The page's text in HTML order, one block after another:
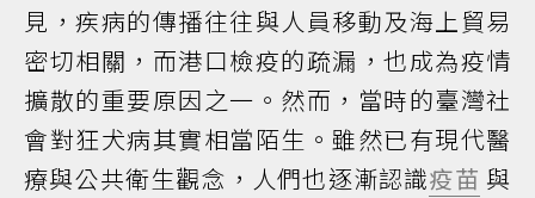
見，疾病的傳播往往與人員移動及海上貿易
密切相關，而港口檢疫的疏漏，也成為疫情
擴散的重要原因之一。然而，當時的臺灣社
會對狂犬病其實相當陌生。雖然已有現代醫
療與公共衛生觀念，人們也逐漸認識疫苗 與